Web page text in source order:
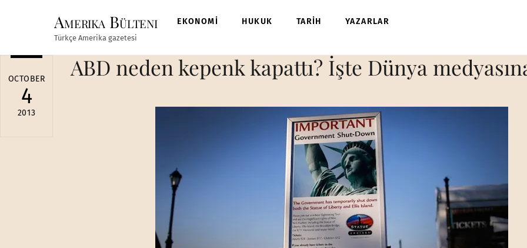
Amerika Bülteni
Türkçe Amerika gazetesi
EKONOMİ HUKUK TARİH YAZARLAR
OCTOBER
4
2013
ABD neden kepenk kapattı? İşte Dünya